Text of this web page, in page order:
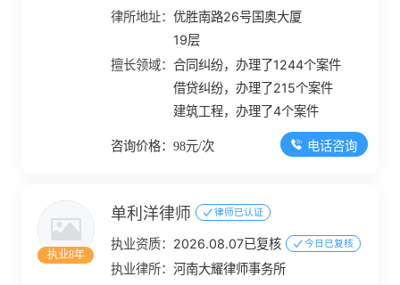
律所地址：优胜南路26号国奥大厦
19层
擅长领域：合同纠纷，办理了1244个案件
借贷纠纷，办理了215个案件
建筑工程，办理了4个案件
咨询价格：98元/次 电话咨询
执业8年
单利洋律师 律师已认证
执业资质： 2026.08.07已复核 今日已复核
执业律所：河南大耀律师事务所